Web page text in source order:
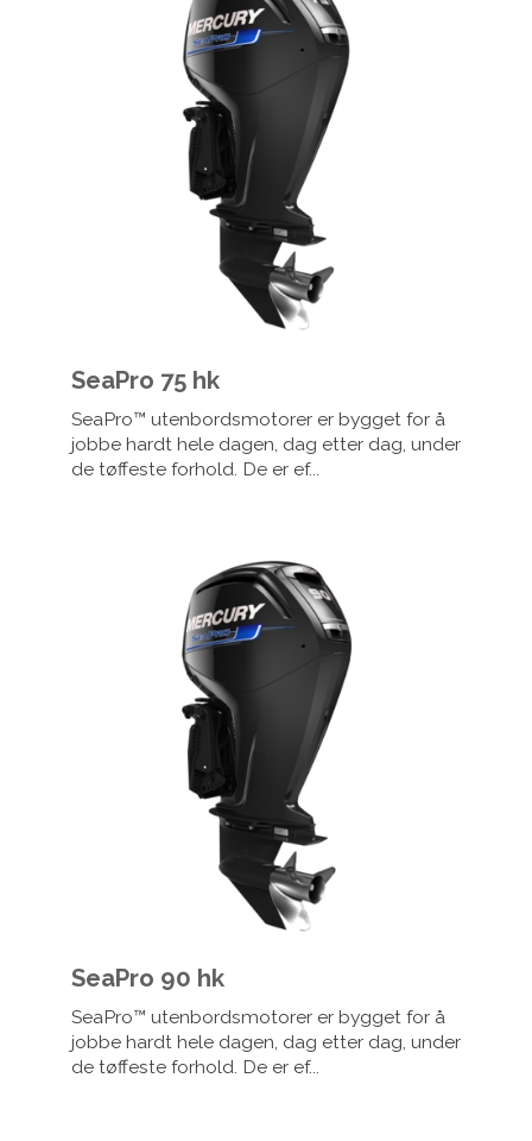
SeaPro 75 hk
SeaPro™ utenbordsmotorer er bygget for å
jobbe hardt hele dagen, dag etter dag, under
de tøffeste forhold. De er ef...
SeaPro 90 hk
SeaPro™ utenbordsmotorer er bygget for å
jobbe hardt hele dagen, dag etter dag, under
de tøffeste forhold. De er ef...